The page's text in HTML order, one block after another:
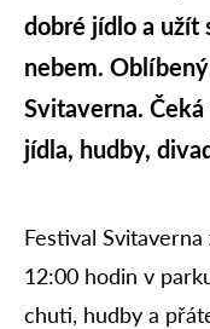
dobré jídlo a užít
nebem.
Svitaverna.
jídla, hudby,
Festival
12:00 hodin v
chuti, hudby a